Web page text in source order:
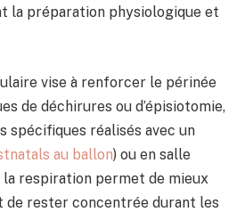
la préparation physiologique et
vise à renforcer le périnée
de déchirures ou d’épisiotomie,
spécifiques réalisés avec un
au ballon) ou en salle
la respiration permet de mieux
de rester concentrée durant les